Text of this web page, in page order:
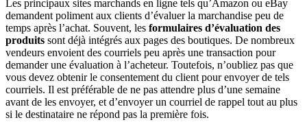
Les principaux sites marchands en ligne tels qu’Amazon ou eBay
demandent poliment aux clients d’évaluer la marchandise peu de
temps après l’achat. Souvent, les formulaires d’évaluation des
produits sont déjà intégrés aux pages des boutiques. De nombreux
vendeurs envoient des courriels peu après une transaction pour
demander une évaluation à l’acheteur. Toutefois, n’oubliez pas que
vous devez obtenir le consentement du client pour envoyer de tels
courriels. Il est préférable de ne pas attendre plus d’une semaine
avant de les envoyer, et d’envoyer un courriel de rappel tout au plus
si le destinataire ne répond pas la première fois.